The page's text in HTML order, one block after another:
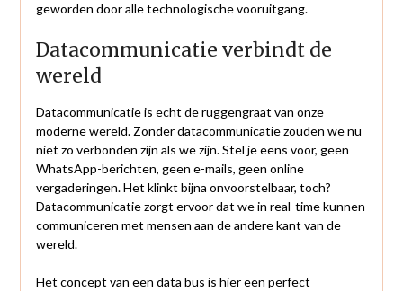
geworden door alle technologische vooruitgang.
Datacommunicatie verbindt de
wereld
Datacommunicatie is echt de ruggengraat van onze
moderne wereld. Zonder datacommunicatie zouden we nu
niet zo verbonden zijn als we zijn. Stel je eens voor, geen
WhatsApp-berichten, geen e-mails, geen online
vergaderingen. Het klinkt bijna onvoorstelbaar, toch?
Datacommunicatie zorgt ervoor dat we in real-time kunnen
communiceren met mensen aan de andere kant van de
wereld.
Het concept van een data bus is hier een perfect